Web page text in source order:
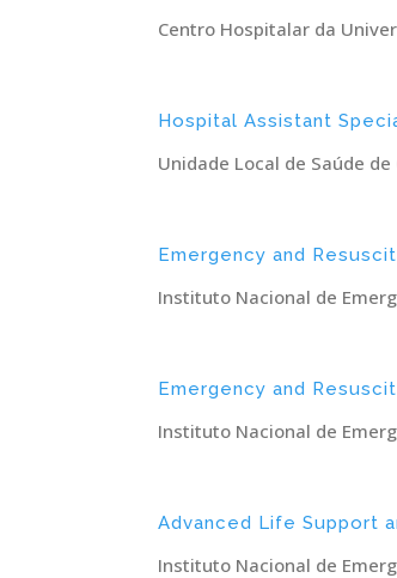
Centro Hospitalar da
Hospital Assistant
Unidade Local de Saúde
Emergency and
Instituto Nacional de
Emergency and
Instituto Nacional de
Advanced Life Support
Instituto Nacional de